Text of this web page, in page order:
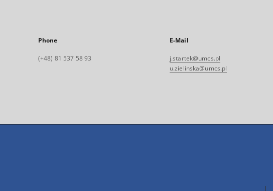
Phone
(+48) 81 537 58 93
E-Mail
j.startek@umcs.pl
u.zielinska@umcs.pl